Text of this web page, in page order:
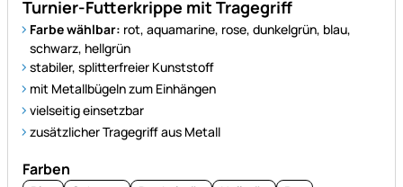
Turnier-Futterkrippe mit Tragegriff
Farbe wählbar: rot, aquamarine, rose, dunkelgrün, blau,
schwarz, hellgrün
stabiler, splitterfreier Kunststoff
mit Metallbügeln zum Einhängen
vielseitig einsetzbar
zusätzlicher Tragegriff aus Metall
Farben